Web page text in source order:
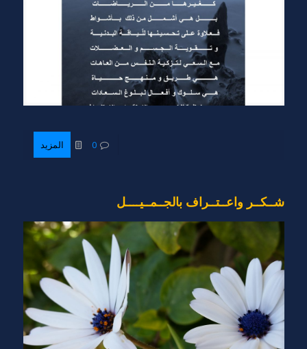
0 المزيد
شــكــر واعــتــراف بالجــمــيــــل